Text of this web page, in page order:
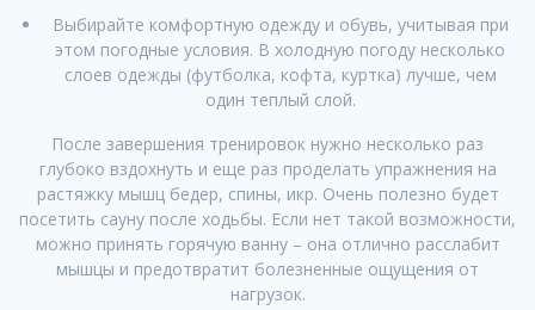
Выбирайте комфортную одежду и обувь, учитывая при
этом погодные условия. В холодную погоду несколько
слоев одежды (футболка, кофта, куртка) лучше, чем
один теплый слой.
После завершения тренировок нужно несколько раз
глубоко вздохнуть и еще раз проделать упражнения на
растяжку мышц бедер, спины, икр. Очень полезно будет
посетить сауну после ходьбы. Если нет такой возможности,
можно принять горячую ванну – она отлично расслабит
мышцы и предотвратит болезненные ощущения от
нагрузок.